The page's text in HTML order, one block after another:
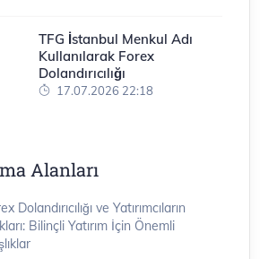
TFG İstanbul Menkul Adı
Kullanılarak Forex
Dolandırıcılığı
17.07.2026 22:18
Alanları
Dolandırıcılığı ve Yatırımcıların
Bilinçli Yatırım İçin Önemli